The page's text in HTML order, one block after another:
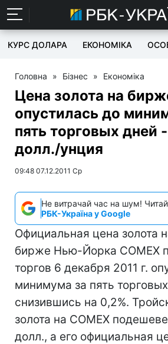
КУРС ДОЛАРА ЕКОНОМІКА
Головна » Бізнес » Економіка
Цена золота на
опустилась до
пять торговых дней
долл./унция
09:48 07.12.2011 Ср
Не витрачай час на шум! Читай
РБК-Україна у Google
Официальная цена золота
бирже Нью-Йорка COMEX
торгов 6 декабря 2011 г.
минимума за пять
снизившись на 0,2%.
золота на COMEX
долл., а его официальная